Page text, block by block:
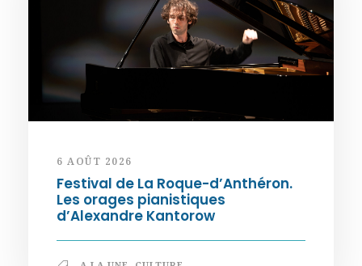
6 AOÛT 2026
Festival de La Roque-d’Anthéron.
Les orages pianistiques
d’Alexandre Kantorow